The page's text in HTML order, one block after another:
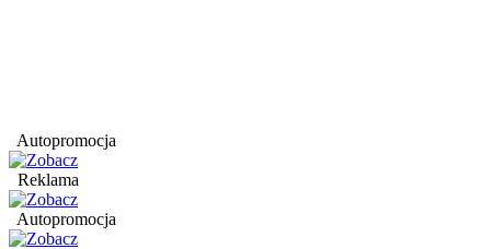
Autopromocja
Reklama
Autopromocja